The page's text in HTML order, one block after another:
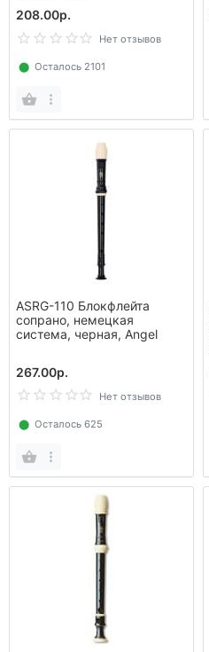
208.00р.
Нет отзывов
⬤ Осталось 2101
ASRG-110 Блокфлейта
сопрано, немецкая
система, черная, Angel
267.00р.
Нет отзывов
⬤ Осталось 625